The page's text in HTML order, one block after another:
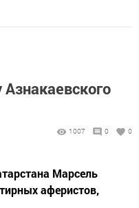
1007 0 0
Марсель
аферистов,